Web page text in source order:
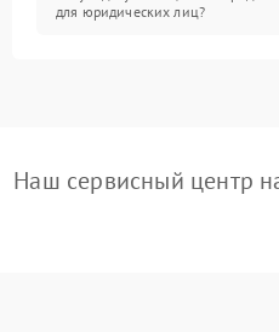
для юридических лиц?
Наш сервисный центр